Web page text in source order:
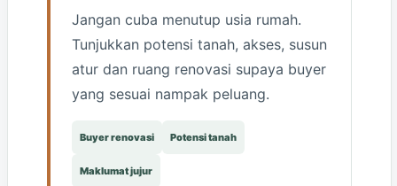
Jangan cuba menutup usia rumah.
Tunjukkan potensi tanah, akses, susun
atur dan ruang renovasi supaya buyer
yang sesuai nampak peluang.
Buyer renovasi Potensi tanah
Maklumat jujur